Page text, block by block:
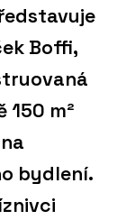
Boffi,
150 m²
bydlení.